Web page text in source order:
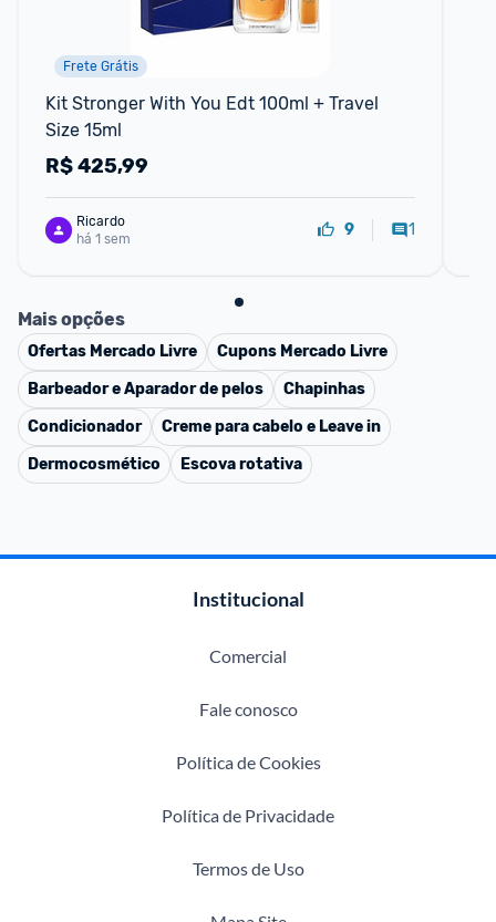
Frete Grátis
Kit Stronger With You Edt 100ml + Travel
Size 15ml
R$425,99
Ricardo
há 1 sem
9 1
Mais opções
Ofertas Mercado Livre Cupons Mercado Livre
Barbeador e Aparador de pelos
Chapinhas
Condicionador
Creme para cabelo e Leave in
Dermocosmético
Escova rotativa
Institucional
Comercial
Fale conosco
Política de Cookies
Política de Privacidade
Termos de Uso